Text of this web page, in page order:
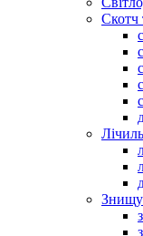
Скотч